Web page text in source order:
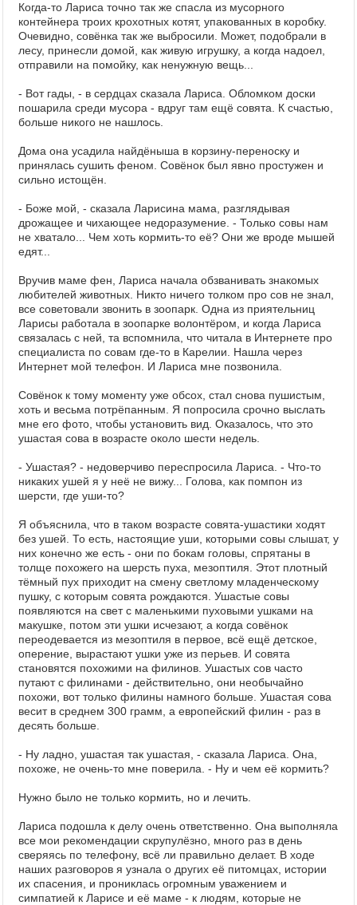
Когда-то Лариса точно так же спасла из мусорного
контейнера троих крохотных котят, упакованных в коробку.
Очевидно, совёнка так же выбросили. Может, подобрали в
лесу, принесли домой, как живую игрушку, а когда надоел,
отправили на помойку, как ненужную вещь...
- Вот гады, - в сердцах сказала Лариса. Обломком доски
пошарила среди мусора - вдруг там ещё совята. К счастью,
больше никого не нашлось.
Дома она усадила найдёныша в корзину-переноску и
принялась сушить феном. Совёнок был явно простужен и
сильно истощён.
- Боже мой, - сказала Ларисина мама, разглядывая
дрожащее и чихающее недоразумение. - Только совы нам
не хватало... Чем хоть кормить-то её? Они же вроде мышей
едят...
Вручив маме фен, Лариса начала обзванивать знакомых
любителей животных. Никто ничего толком про сов не знал,
все советовали звонить в зоопарк. Одна из приятельниц
Ларисы работала в зоопарке волонтёром, и когда Лариса
связалась с ней, та вспомнила, что читала в Интернете про
специалиста по совам где-то в Карелии. Нашла через
Интернет мой телефон. И Лариса мне позвонила.
Совёнок к тому моменту уже обсох, стал снова пушистым,
хоть и весьма потрёпанным. Я попросила срочно выслать
мне его фото, чтобы установить вид. Оказалось, что это
ушастая сова в возрасте около шести недель.
- Ушастая? - недоверчиво переспросила Лариса. - Что-то
никаких ушей я у неё не вижу... Голова, как помпон из
шерсти, где уши-то?
Я объяснила, что в таком возрасте совята-ушастики ходят
без ушей. То есть, настоящие уши, которыми совы слышат, у
них конечно же есть - они по бокам головы, спрятаны в
толще похожего на шерсть пуха, мезоптиля. Этот плотный
тёмный пух приходит на смену светлому младенческому
пушку, с которым совята рождаются. Ушастые совы
появляются на свет с маленькими пуховыми ушками на
макушке, потом эти ушки исчезают, а когда совёнок
переодевается из мезоптиля в первое, всё ещё детское,
оперение, вырастают ушки уже из перьев. И совята
становятся похожими на филинов. Ушастых сов часто
путают с филинами - действительно, они необычайно
похожи, вот только филины намного больше. Ушастая сова
весит в среднем 300 грамм, а европейский филин - раз в
десять больше.
- Ну ладно, ушастая так ушастая, - сказала Лариса. Она,
похоже, не очень-то мне поверила. - Ну и чем её кормить?
Нужно было не только кормить, но и лечить.
Лариса подошла к делу очень ответственно. Она выполняла
все мои рекомендации скрупулёзно, много раз в день
сверяясь по телефону, всё ли правильно делает. В ходе
наших разговоров я узнала о других её питомцах, истории
их спасения, и прониклась огромным уважением и
симпатией к Ларисе и её маме - к людям, которые не